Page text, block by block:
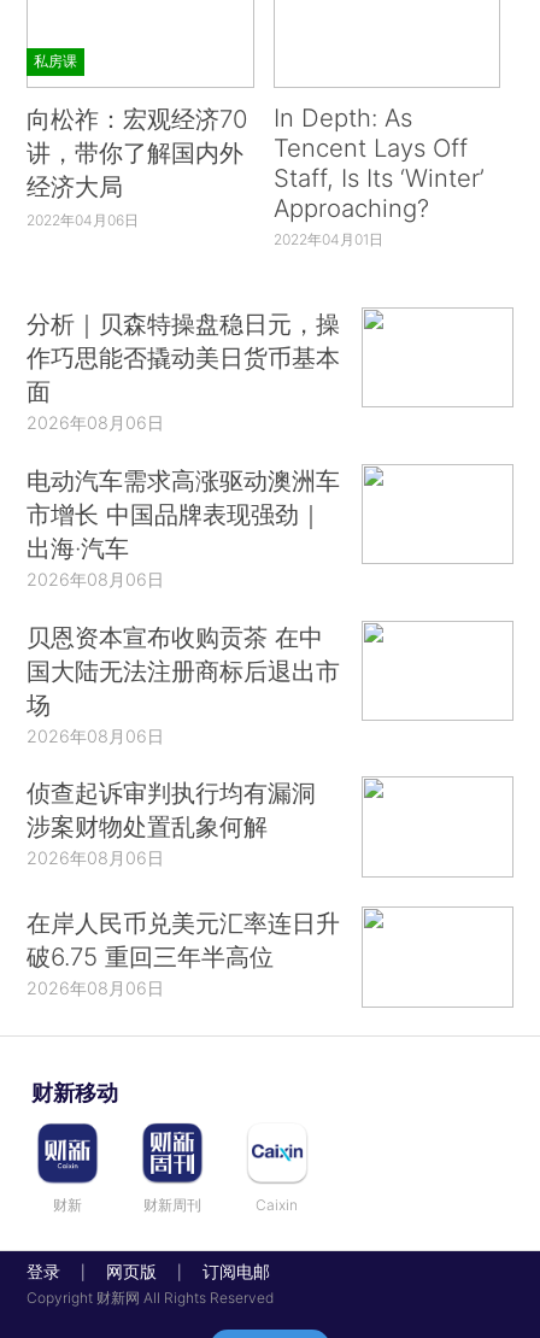
私房课
向松祚：宏观经济70
讲，带你了解国内外
经济大局
2022年04月06日
In Depth: As
Tencent Lays Off
Staff, Is Its ‘Winter’
Approaching?
2022年04月01日
分析｜贝森特操盘稳日元，操
作巧思能否撬动美日货币基本
面
2026年08月06日
电动汽车需求高涨驱动澳洲车
市增长 中国品牌表现强劲｜
出海·汽车
2026年08月06日
贝恩资本宣布收购贡茶 在中
国大陆无法注册商标后退出市
场
2026年08月06日
侦查起诉审判执行均有漏洞
涉案财物处置乱象何解
2026年08月06日
在岸人民币兑美元汇率连日升
破6.75 重回三年半高位
2026年08月06日
财新移动
财新 财新周刊 Caixin
登录 网页版 订阅电邮
Copyright 财新网 All Rights Reserved